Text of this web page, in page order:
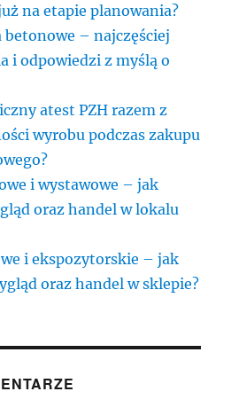
na etapie planowania?
betonowe – najczęściej
i odpowiedzi z myślą o
atest PZH razem z
wyrobu podczas zakupu
i wystawowe – jak
oraz handel w lokalu
i ekspozytorskie – jak
oraz handel w sklepie?